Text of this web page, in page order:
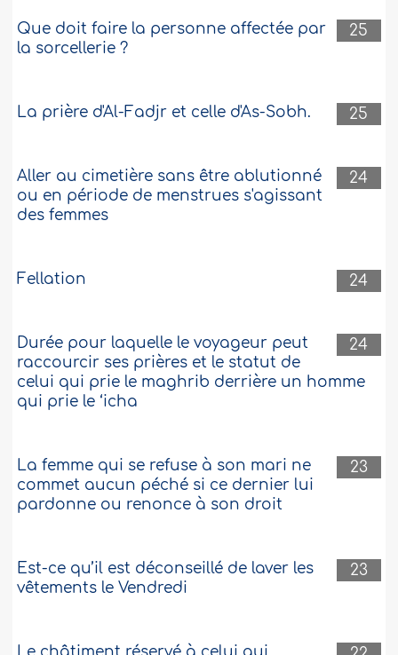
25
Que doit faire la personne affectée par
la sorcellerie ?
25
La prière d'Al-Fadjr et celle d'As-Sobh.
24
Aller au cimetière sans être ablutionné
ou en période de menstrues s'agissant
des femmes
24
Fellation
24
Durée pour laquelle le voyageur peut
raccourcir ses prières et le statut de
celui qui prie le maghrib derrière un homme
qui prie le ‘icha
23
La femme qui se refuse à son mari ne
commet aucun péché si ce dernier lui
pardonne ou renonce à son droit
23
Est-ce qu’il est déconseillé de laver les
vêtements le Vendredi